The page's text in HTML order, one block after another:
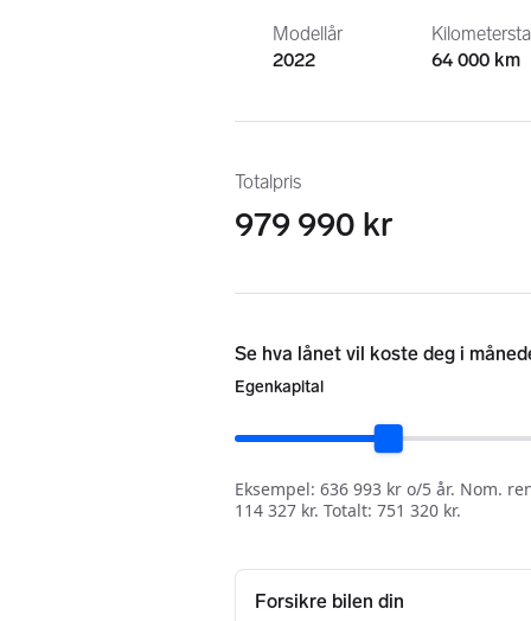
Modellår
2022
64 000 km
Totalpris
979 990 kr